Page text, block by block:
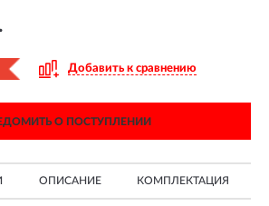
Добавить к сравнению
О ПОСТУПЛЕНИИ
ОПИСАНИЕ КОМПЛЕКТАЦИЯ